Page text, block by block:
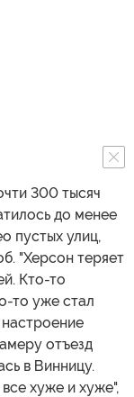
300 тысяч
до менее
пустых улиц,
"Херсон теряет
Кто-то
то уже стал
отъезд
в Винницу.
хуже и хуже",